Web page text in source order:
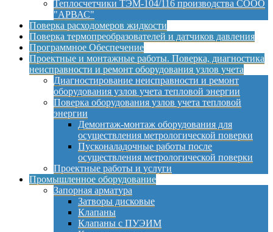
Теплосчетчики ТЭМ-104/116 производства СООО
"АРВАС"
Поверка расходомеров жидкости
Поверка термопреобразователей и датчиков давления
Программное Обеспечение
Проектные и монтажные работы. Поверка, диагностика
неисправности и ремонт оборудования узлов учета
Диагностирование неисправности и ремонт
оборудования узлов учета тепловой энергии
Поверка оборудования узлов учета тепловой
энергии
Демонтаж-монтаж оборудования для
осуществления метрологической поверки
Пусконаладочные работы после
осуществления метрологической поверки
Проектные работы и услуги
Промышленное оборудование
Запорная арматура
Затворы дисковые
Клапаны
Клапаны с ПУЭИМ